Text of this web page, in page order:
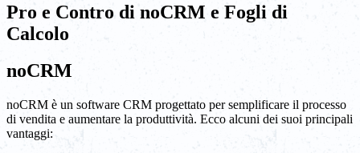
Pro e Contro di noCRM e Fogli di
Calcolo
noCRM
noCRM è un software CRM progettato per semplificare il processo
di vendita e aumentare la produttività. Ecco alcuni dei suoi principali
vantaggi: